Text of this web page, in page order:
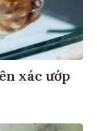
xác ướp